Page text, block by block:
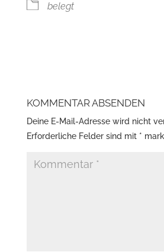
belegt
KOMMENTAR ABSENDEN
Deine E-Mail-Adresse wird nicht
Erforderliche Felder sind mit *